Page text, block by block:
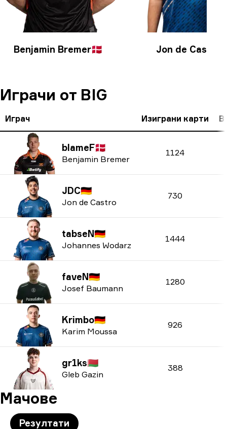
Benjamin Bremer🇩🇰 Jon de Castro
Играчи от BIG
Играч Изиграни карти
blameF🇩🇰
Benjamin Bremer
1124
JDC🇩🇪
Jon de Castro
730
tabseN🇩🇪
Johannes Wodarz
1444
faveN🇩🇪
Josef Baumann
1280
Krimbo🇩🇪
Karim Moussa
926
gr1ks🇧🇾
Gleb Gazin
388
Мачове
Резултати